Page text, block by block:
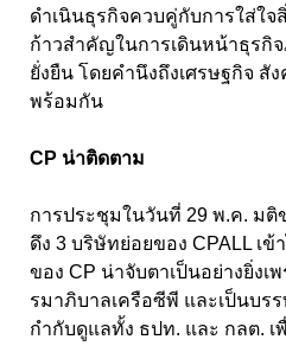
ดำเนินธุรกิจควบคู่กับการใส่ใ
ก้าวสำคัญในการเดินหน้าธุรกิ
ยั่งยืน โดยคำนึงถึงเศรษฐกิจ สั
พร้อมกัน
CP น่าติดตาม
การประชุมในวันที่ 29 พ.ค. มติ
ดึง 3 บริษัทย่อยของ CPALL เ
ของ CP น่าจับตาเป็นอย่างยิ่งเ
รมาภิบาลเครือซีพี และเป็นบร
กำกับดูแลทั้ง ธปท. และ กลต.